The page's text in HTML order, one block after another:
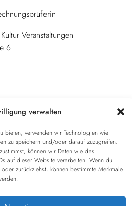
verwalten
bieten, verwenden wir Technologien wie
zu speichern und/oder darauf zuzugreifen.
können wir Daten wie das
auf dieser Website verarbeiten. Wenn du
zurückziehst, können bestimmte Merkmale
Veranstaltungen
6